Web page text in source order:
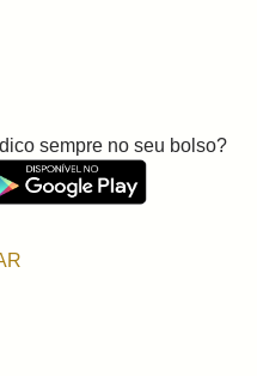
sempre no seu bolso?